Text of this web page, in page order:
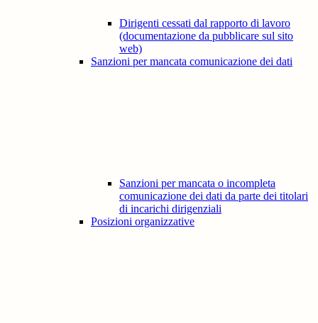
Dirigenti cessati dal rapporto di lavoro
(documentazione da pubblicare sul sito
web)
Sanzioni per mancata comunicazione dei dati
Sanzioni per mancata o incompleta
comunicazione dei dati da parte dei titolari
di incarichi dirigenziali
Posizioni organizzative